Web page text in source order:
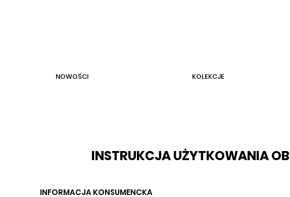
NOWOŚCI KOLEKCJE
INSTRUKCJA UŻYTKOWANIA
INFORMACJA KONSUMENCKA